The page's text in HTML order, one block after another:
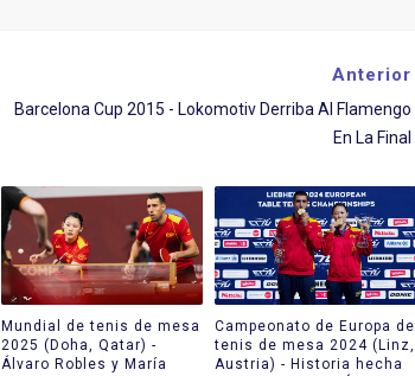
Anterior
Barcelona Cup 2015 - Lokomotiv Derriba Al Flamengo
En La Final
Mundial de tenis de mesa
2025 (Doha, Qatar) -
Álvaro Robles y María
Campeonato de Europa de
tenis de mesa 2024 (Linz,
Austria) - Historia hecha